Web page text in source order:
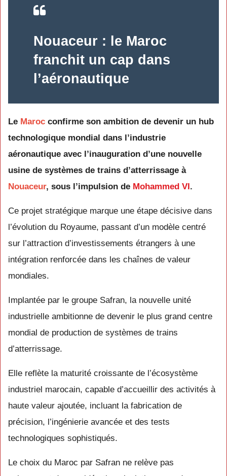
Nouaceur : le Maroc
franchit un cap dans
l’aéronautique
Le Maroc confirme son ambition de devenir un hub
technologique mondial dans l’industrie
aéronautique avec l’inauguration d’une nouvelle
usine de systèmes de trains d’atterrissage à
Nouaceur, sous l’impulsion de Mohammed VI.
Ce projet stratégique marque une étape décisive dans
l’évolution du Royaume, passant d’un modèle centré
sur l’attraction d’investissements étrangers à une
intégration renforcée dans les chaînes de valeur
mondiales.
Implantée par le groupe Safran, la nouvelle unité
industrielle ambitionne de devenir le plus grand centre
mondial de production de systèmes de trains
d’atterrissage.
Elle reflète la maturité croissante de l’écosystème
industriel marocain, capable d’accueillir des activités à
haute valeur ajoutée, incluant la fabrication de
précision, l’ingénierie avancée et des tests
technologiques sophistiqués.
Le choix du Maroc par Safran ne relève pas